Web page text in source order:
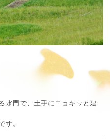
水門で、土手にニョキッと建
す。